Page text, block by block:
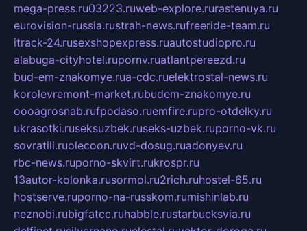
mega-press.ru03223.ruweb-explore.rurastenuya.ru
eurovision-russia.rustrah-news.rufreeride-team.ru
itrack-24.rusexshopexpress.ruautostudiopro.ru
alabuga-cityhotel.rupornv.ruatlantpereezd.ru
bud-em-znakomye.rua-cdc.ruelektrostal-news.ru
korolevremont-market.rubudem-znakomye.ru
oooagrosnab.rufpodaso.ruemfire.rupro-otdelky.ru
ukrasotki.ruseksuzbek.ruseks-uzbek.ruporno-vk.ru
sovratili.ruolecoon.ruvd-dosug.ruadonyev.ru
rbc-news.ruporno-skvirt.rukrospr.ru
13autor-kolonka.rusormol.ru2rich.ruhostel-65.ru
hostserve.ruporno-na-russkom.rumishinlab.ru
neznobi.rubigfatcc.ruhabble.rustarbucksvia.ru